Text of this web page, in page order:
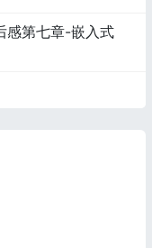
感第七章-嵌入式